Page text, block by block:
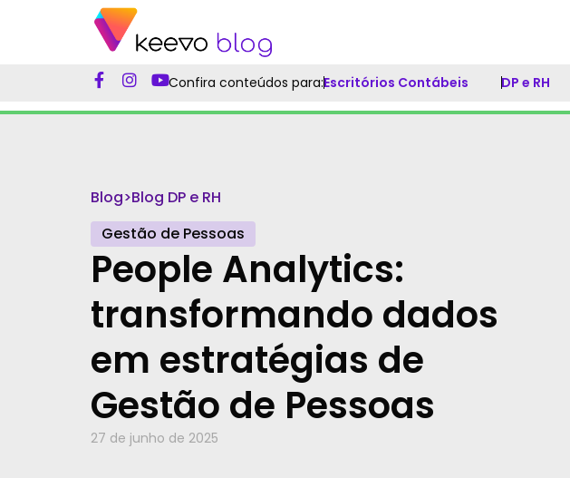
Confira conteúdos para:Escritórios Contábeis DP e RH
Blog>Blog DP e RH
Gestão de Pessoas
People Analytics:
transformando dados
em estratégias de
Gestão de Pessoas
27 de junho de 2025